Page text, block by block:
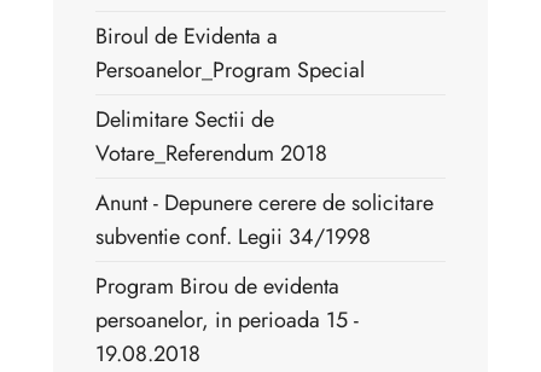
Biroul de Evidenta a
Persoanelor_Program Special
Delimitare Sectii de
Votare_Referendum 2018
Anunt - Depunere cerere de solicitare
subventie conf. Legii 34/1998
Program Birou de evidenta
persoanelor, in perioada 15 -
19.08.2018